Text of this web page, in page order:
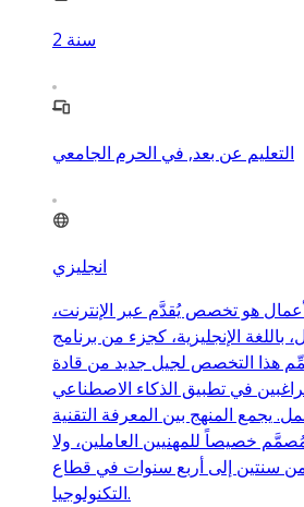
2 سنة
التعليم عن بعد, في الحرم الجامعي
انجليزي
هو تخصص يُقدَّم عبر الإنترنت،
باللغة الإنجليزية، كجزء من برنامج
هذا التخصص لجيل جديد من قادة
في تطبيق الذكاء الاصطناعي
يجمع المنهج بين المعرفة التقنية
خصيصاً للمهنيين العاملين، ولا
سنتين إلى أربع سنوات في قطاع
التكنولوجيا.